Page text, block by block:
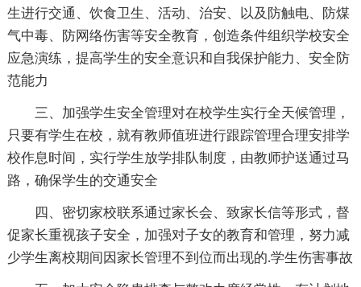
生进行交通、饮食卫生、活动、治安、以及防触电、防煤
气中毒、防网络伤害等安全教育，创造条件组织学校安全
应急演练，提高学生的安全意识和自我保护能力、安全防
范能力
三、加强学生安全管理对在校学生实行全天候管理，
只要有学生在校，就有教师值班进行跟踪管理合理安排学
校作息时间，实行学生放学排队制度，由教师护送通过马
路，确保学生的交通安全
四、密切家校联系通过家长会、致家长信等形式，督
促家长重视孩子安全，加强对子女的教育和管理，努力减
少学生离校期间因家长管理不到位而出现的.学生伤害事故